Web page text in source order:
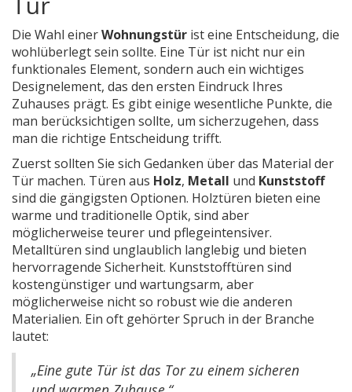
Die Wahl einerWohnungstür ist eine Entscheidung, die
wohlüberlegt sein sollte. Eine Tür ist nicht nur ein
funktionales Element, sondern auch ein wichtiges
Designelement, das den ersten Eindruck Ihres
Zuhauses prägt. Es gibt einige wesentliche Punkte, die
man berücksichtigen sollte, um sicherzugehen, dass
man die richtige Entscheidung trifft.
Zuerst sollten Sie sich Gedanken über das Material der
Tür machen. Türen aus Holz, Metall und Kunststoff
sind die gängigsten Optionen. Holztüren bieten eine
warme und traditionelle Optik, sind aber
möglicherweise teurer und pflegeintensiver.
Metalltüren sind unglaublich langlebig und bieten
hervorragende Sicherheit. Kunststofftüren sind
kostengünstiger und wartungsarm, aber
möglicherweise nicht so robust wie die anderen
Materialien. Ein oft gehörter Spruch in der Branche
lautet:
„Eine gute Tür ist das Tor zu einem sicheren